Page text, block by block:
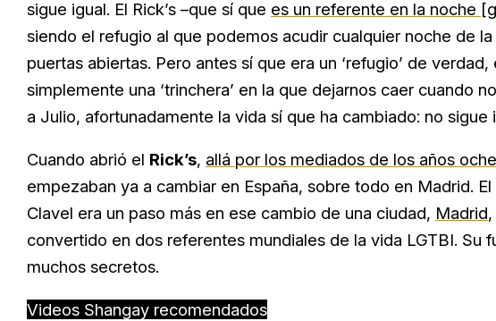
sigue igual. El Rick’s –que sí que es un referente en la noche
siendo el refugio al que podemos acudir cualquier noche de
puertas abiertas. Pero antes sí que era un ‘refugio’ de
simplemente una ‘trinchera’ en la que dejarnos caer cuando
a Julio, afortunadamente la vida sí que ha cambiado: no
Cuando abrió el Rick’s, allá por los mediados de los años
empezaban ya a cambiar en España, sobre todo en Madrid.
Clavel era un paso más en ese cambio de una ciudad, Madrid
convertido en dos referentes mundiales de la vida LGTBI. Su
muchos secretos.
Videos Shangay recomendados